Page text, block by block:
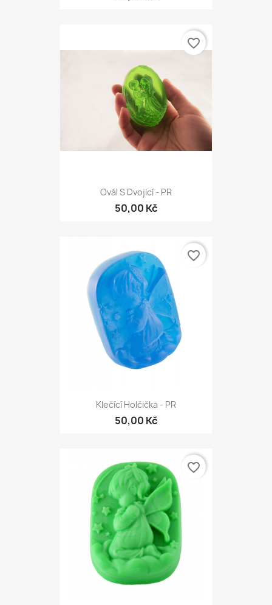
Ovál S Dvojicí - PR
50,00 Kč
favorite_border
Klečící Holčička - PR
50,00 Kč
favorite_border
favorite_border